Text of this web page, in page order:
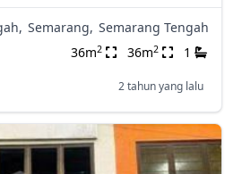
Semarang, Semarang Tengah
36m2 36m2 1
2 tahun yang lalu